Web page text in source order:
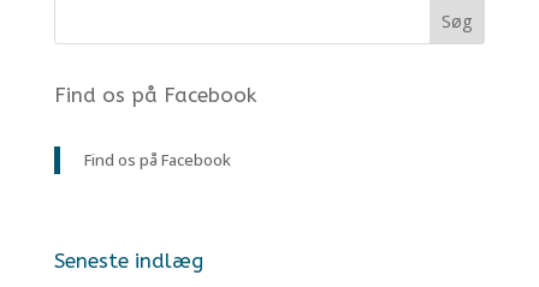
Find os på Facebook
Find os på Facebook
Seneste indlæg